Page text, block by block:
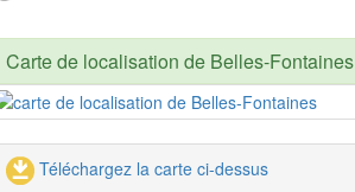
Carte de localisation de Belles-Fontaines
Téléchargez la carte ci-dessus